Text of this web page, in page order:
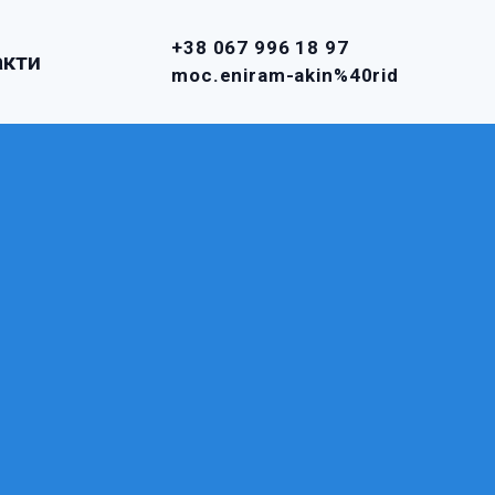
+38 067 996 18 97
moc.eniram-akin%40rid